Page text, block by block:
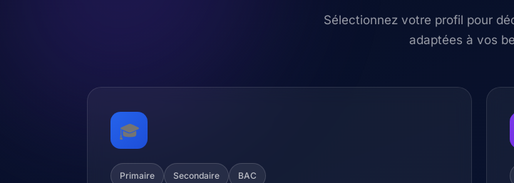
Sélectionnez votre profil pour
adaptées à vos
🎓
Primaire Secondaire BAC